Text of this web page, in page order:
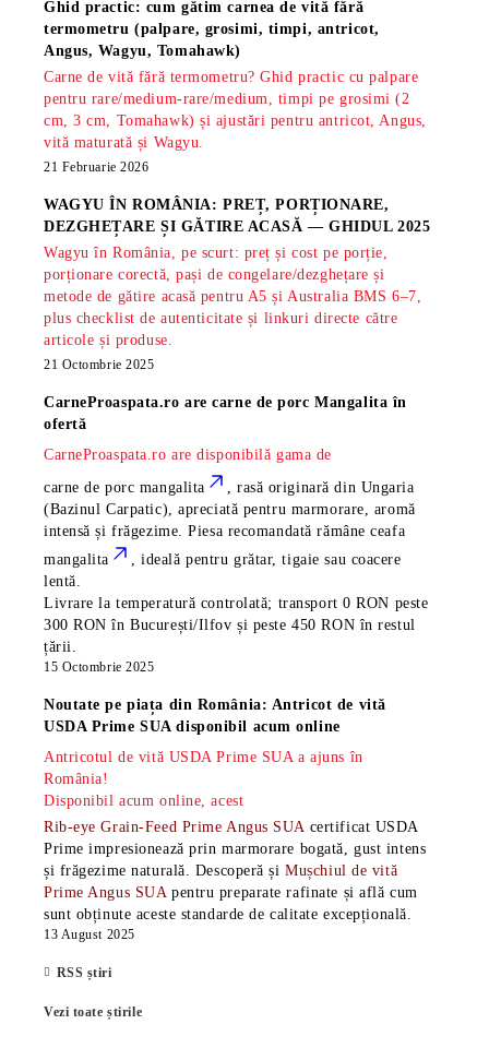
Ghid practic: cum gătim carnea de vită fără
termometru (palpare, grosimi, timpi, antricot,
Angus, Wagyu, Tomahawk)
Carne de vită fără termometru? Ghid practic cu palpare
pentru rare/medium-rare/medium, timpi pe grosimi (2
cm, 3 cm, Tomahawk) și ajustări pentru antricot, Angus,
vită maturată și Wagyu.
21 Februarie 2026
WAGYU ÎN ROMÂNIA: PREȚ, PORȚIONARE,
DEZGHEȚARE ȘI GĂTIRE ACASĂ — GHIDUL 2025
Wagyu în România, pe scurt: preț și cost pe porție,
porționare corectă, pași de congelare/dezghețare și
metode de gătire acasă pentru A5 și Australia BMS 6–7,
plus checklist de autenticitate și linkuri directe către
articole și produse.
21 Octombrie 2025
CarneProaspata.ro arecarne de porc Mangalita în
ofertă
CarneProaspata.ro are disponibilă gama de
carne de porc mangalita
, rasă originară din Ungaria
(Bazinul Carpatic), apreciată pentru marmorare, aromă
intensă și frăgezime. Piesa recomandată rămâneceafa
mangalita
, ideală pentru grătar, tigaie sau coacere
lentă.
Livrare la temperatură controlată; transport 0 RON peste
300 RON în București/Ilfov și peste 450 RON în restul
țării.
15 Octombrie 2025
Noutate pe piața din România: Antricot de vită
USDA Prime SUA disponibil acum online
Antricotul de vită USDA Prime SUA a ajuns în
România!
Disponibil acum online, acest
Rib-eye Grain-Feed Prime Angus SUA certificat USDA
Prime impresionează prin marmorare bogată, gust intens
și frăgezime naturală. Descoperă șiMușchiul de vită
Prime Angus SUA pentru preparate rafinate și află cum
sunt obținute aceste standarde de calitate excepțională.
13 August 2025
RSS știri
Vezi toate știrile